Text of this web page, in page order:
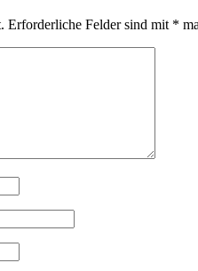
Erforderliche Felder sind mit *